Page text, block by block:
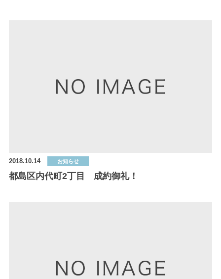
2018.10.14 お知らせ
都島区内代町2丁目 成約御礼！